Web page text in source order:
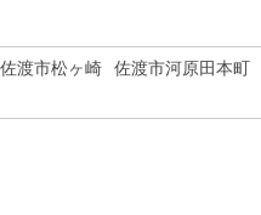
佐渡市松ヶ崎 佐渡市河原田本町